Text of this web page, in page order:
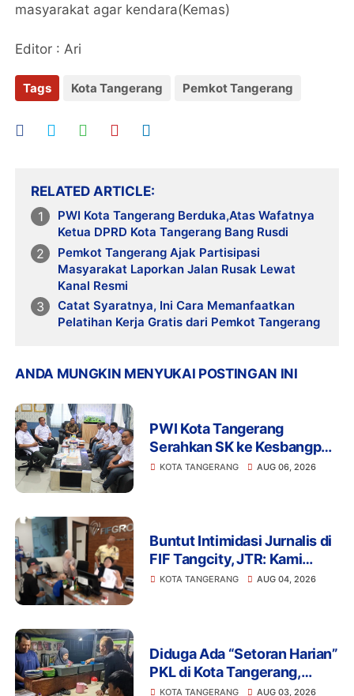
masyarakat agar kendara(Kemas)
Editor : Ari
Tags Kota Tangerang Pemkot Tangerang
RELATED ARTICLE
PWI Kota Tangerang Berduka,Atas Wafatnya
Ketua DPRD Kota Tangerang Bang Rusdi
Pemkot Tangerang Ajak Partisipasi
Masyarakat Laporkan Jalan Rusak Lewat
Kanal Resmi
Catat Syaratnya, Ini Cara Memanfaatkan
Pelatihan Kerja Gratis dari Pemkot Tangerang
ANDA MUNGKIN MENYUKAI POSTINGAN INI
PWI Kota Tangerang
Serahkan SK ke Kesbangpol,
Wawan Fauzi: Peran Media
KOTA TANGERANG AUG 06, 2026
Buntut Intimidasi Jurnalis di
FIF Tangcity, JTR: Kami
Tidak Akan Tinggal Diam!
KOTA TANGERANG AUG 04, 2026
Diduga Ada “Setoran Harian”
PKL di Kota Tangerang,
Aliran Dana Bayangan di
KOTA TANGERANG AUG 03, 2026